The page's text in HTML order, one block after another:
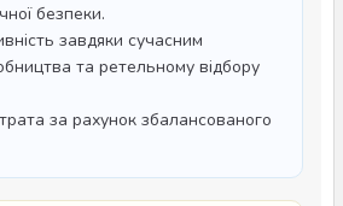
безпеки.
завдяки сучасним
та ретельному відбору
за рахунок збалансованого